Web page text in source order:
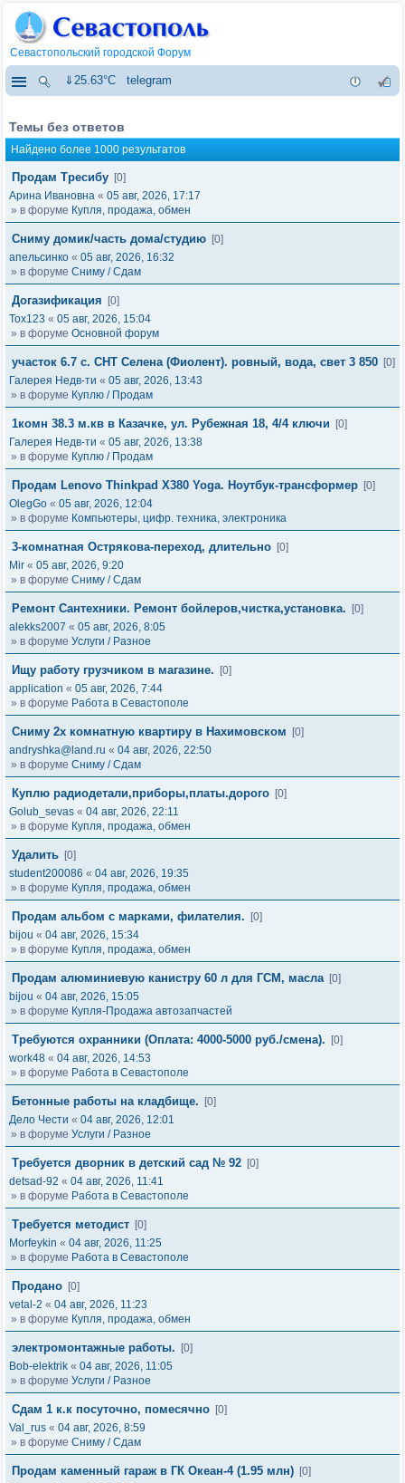
Севастопольский городской Форум
⇓25.63°C telegram
Темы без ответов
Найдено более 1000 результатов
Продам Тресибу [0]
Арина Ивановна « 05 авг, 2026, 17:17
» в форуме Купля, продажа, обмен
Сниму домик/часть дома/студию [0]
апельсинко « 05 авг, 2026, 16:32
» в форуме Сниму / Сдам
Догазификация
[0]
Tox123 « 05 авг, 2026, 15:04
» в форуме Основной форум
участок 6.7 с. СНТ Селена (Фиолент). ровный, вода, свет 3 850 [0]
Галерея Недв-ти « 05 авг, 2026, 13:43
» в форуме Куплю / Продам
1комн 38.3 м.кв в Казачке, ул. Рубежная 18, 4/4 ключи
[0]
Галерея Недв-ти « 05 авг, 2026, 13:38
» в форуме Куплю / Продам
Продам Lenovo Thinkpad X380 Yoga. Ноутбук-трансформер [0]
OlegGo « 05 авг, 2026, 12:04
» в форуме Компьютеры, цифр. техника, электроника
3-комнатная Острякова-переход, длительно [0]
Mir « 05 авг, 2026, 9:20
» в форуме Сниму / Сдам
Ремонт Сантехники. Ремонт бойлеров,чистка,установка.
[0]
alekks2007 « 05 авг, 2026, 8:05
» в форуме Услуги / Разное
Ищу работу грузчиком в магазине.
[0]
application « 05 авг, 2026, 7:44
» в форуме Работа в Севастополе
Сниму 2х комнатную квартиру в Нахимовском
[0]
andryshka@land.ru « 04 авг, 2026, 22:50
» в форуме Сниму / Сдам
Куплю радиодетали,приборы,платы.дорого [0]
Golub_sevas « 04 авг, 2026, 22:11
» в форуме Купля, продажа, обмен
Удалить [0]
student200086 « 04 авг, 2026, 19:35
» в форуме Купля, продажа, обмен
Продам альбом с марками, филателия.
[0]
bijou « 04 авг, 2026, 15:34
» в форуме Купля, продажа, обмен
Продам алюминиевую канистру 60 л для ГСМ, масла [0]
bijou « 04 авг, 2026, 15:05
» в форуме Купля-Продажа автозапчастей
Требуются охранники (Оплата: 4000-5000 руб./смена).
[0]
work48 « 04 авг, 2026, 14:53
» в форуме Работа в Севастополе
Бетонные работы на кладбище.
[0]
Дело Чести « 04 авг, 2026, 12:01
» в форуме Услуги / Разное
Требуется дворник в детский сад № 92 [0]
detsad-92 « 04 авг, 2026, 11:41
» в форуме Работа в Севастополе
Требуется методист [0]
Morfeykin « 04 авг, 2026, 11:25
» в форуме Работа в Севастополе
Продано [0]
vetal-2 « 04 авг, 2026, 11:23
» в форуме Купля, продажа, обмен
электромонтажные работы.
[0]
Bob-elektrik « 04 авг, 2026, 11:05
» в форуме Услуги / Разное
Сдам 1 к.к посуточно, помесячно [0]
Val_rus « 04 авг, 2026, 8:59
» в форуме Сниму / Сдам
Продам каменный гараж в ГК Океан-4 (1.95 млн) [0]